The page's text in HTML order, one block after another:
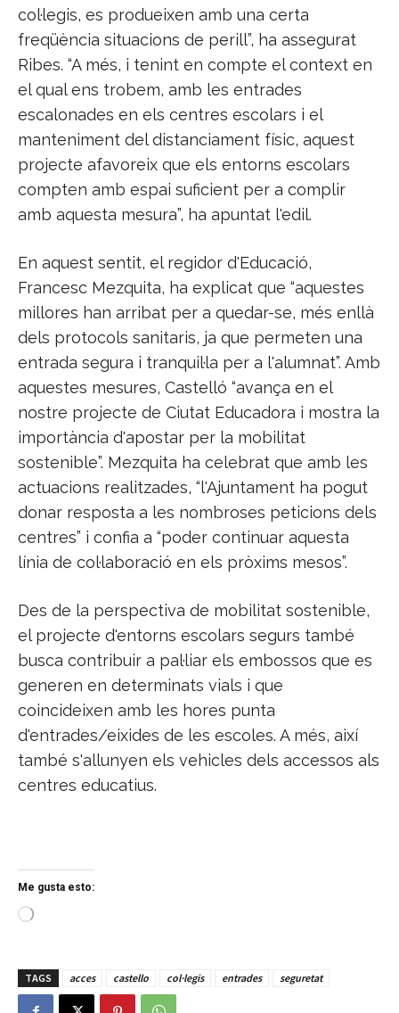
col·legis, es produeixen amb una certa
freqüència situacions de perill”, ha assegurat
Ribes. “A més, i tenint en compte el context en
el qual ens trobem, amb les entrades
escalonades en els centres escolars i el
manteniment del distanciament físic, aquest
projecte afavoreix que els entorns escolars
compten amb espai suficient per a complir
amb aquesta mesura”, ha apuntat l'edil.
En aquest sentit, el regidor d'Educació,
Francesc Mezquita, ha explicat que “aquestes
millores han arribat per a quedar-se, més enllà
dels protocols sanitaris, ja que permeten una
entrada segura i tranquil·la per a l'alumnat”. Amb
aquestes mesures, Castelló “avança en el
nostre projecte de Ciutat Educadora i mostra la
importància d'apostar per la mobilitat
sostenible”. Mezquita ha celebrat que amb les
actuacions realitzades, “l'Ajuntament ha pogut
donar resposta a les nombroses peticions dels
centres” i confia a “poder continuar aquesta
línia de col·laboració en els pròxims mesos”.
Des de la perspectiva de mobilitat sostenible,
el projecte d'entorns escolars segurs també
busca contribuir a pal·liar els embossos que es
generen en determinats vials i que
coincideixen amb les hores punta
d'entrades/eixides de les escoles. A més, així
també s'allunyen els vehicles dels accessos als
centres educatius.
Me gusta esto:
C
a
n
TAGS acces castello col·legis entrades seguretat